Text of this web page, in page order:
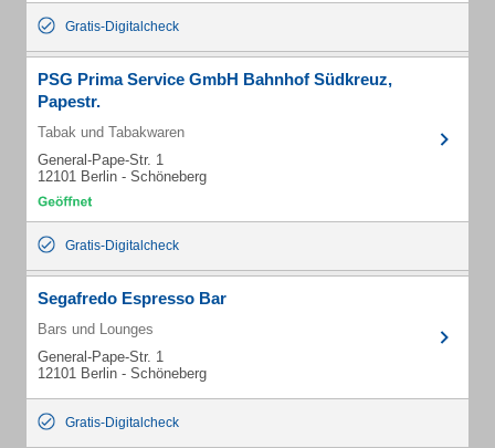
Gratis-Digitalcheck
PSG Prima Service GmbH Bahnhof Südkreuz,
Papestr.
Tabak und Tabakwaren
General-Pape-Str. 1
12101 Berlin - Schöneberg
Gratis-Digitalcheck
Segafredo Espresso Bar
Bars und Lounges
General-Pape-Str. 1
12101 Berlin - Schöneberg
Gratis-Digitalcheck